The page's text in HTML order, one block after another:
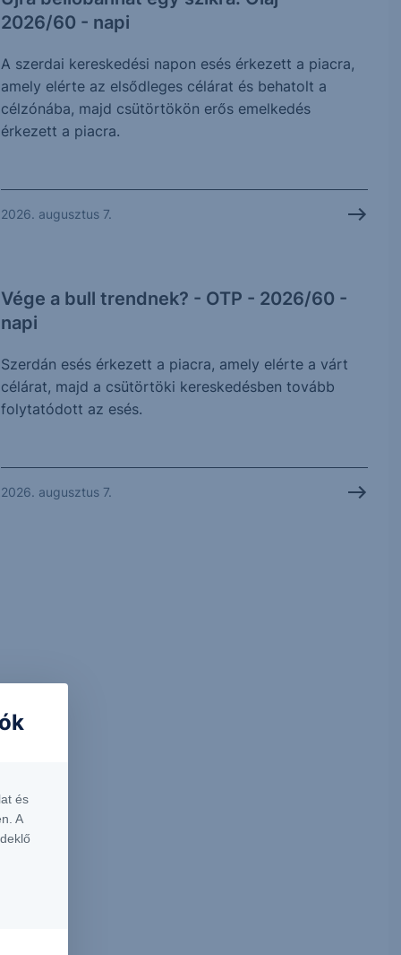
2026/60 - napi
A szerdai kereskedési napon esés érkezett a piacra,
amely elérte az elsődleges célárat és behatolt a
célzónába, majd csütörtökön erős emelkedés
érkezett a piacra.
2026. augusztus 7.
Vége a bull trendnek? - OTP - 2026/60 -
napi
Szerdán esés érkezett a piacra, amely elérte a várt
célárat, majd a csütörtöki kereskedésben tovább
folytatódott az esés.
2026. augusztus 7.
és
A